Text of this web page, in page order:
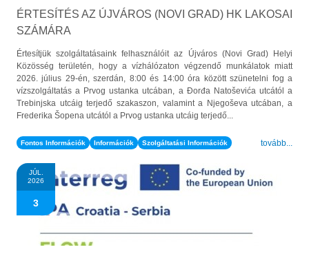
ÉRTESÍTÉS AZ ÚJVÁROS (NOVI GRAD) HK LAKOSAI
SZÁMÁRA
Értesítjük szolgáltatásaink felhasználóit az Újváros (Novi Grad) Helyi
Közösség területén, hogy a vízhálózaton végzendő munkálatok miatt
2026. július 29-én, szerdán, 8:00 és 14:00 óra között szünetelni fog a
vízszolgáltatás a Prvog ustanka utcában, a Đorđa Natoševića utcától a
Trebinjska utcáig terjedő szakaszon, valamint a Njegoševa utcában, a
Frederika Šopena utcától a Prvog ustanka utcáig terjedő...
Fontos Információk Információk Szolgáltatási Információk tovább...
JÚL.
2026
3